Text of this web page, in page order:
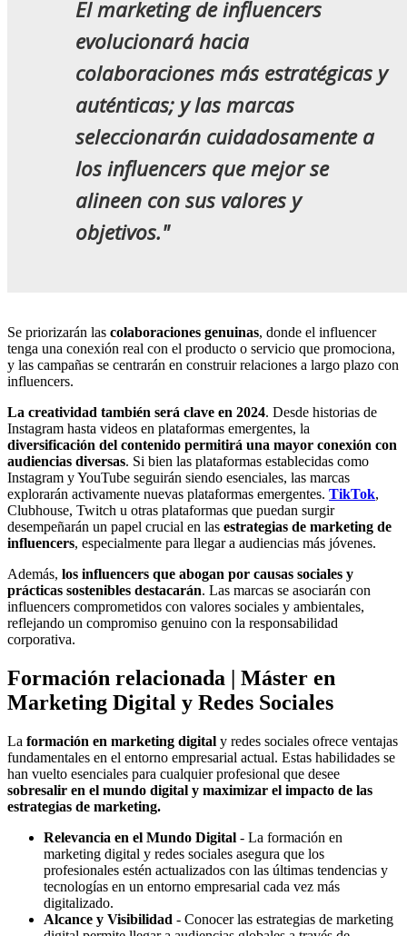
El marketing de influencers
evolucionará hacia
colaboraciones más estratégicas y
auténticas; y las marcas
seleccionarán cuidadosamente a
los influencers que mejor se
alineen con sus valores y
objetivos."
Se priorizarán las colaboraciones genuinas, donde el influencer
tenga una conexión real con el producto o servicio que promociona,
y las campañas se centrarán en construir relaciones a largo plazo con
influencers.
La creatividad también será clave en 2024. Desde historias de
Instagram hasta videos en plataformas emergentes, la
diversificación del contenido permitirá una mayor conexión con
audiencias diversas. Si bien las plataformas establecidas como
Instagram y YouTube seguirán siendo esenciales, las marcas
explorarán activamente nuevas plataformas emergentes. TikTok,
Clubhouse, Twitch u otras plataformas que puedan surgir
desempeñarán un papel crucial en las estrategias de marketing de
influencers, especialmente para llegar a audiencias más jóvenes.
Además, los influencers que abogan por causas sociales y
prácticas sostenibles destacarán. Las marcas se asociarán con
influencers comprometidos con valores sociales y ambientales,
reflejando un compromiso genuino con la responsabilidad
corporativa.
Formación relacionada | Máster en
Marketing Digital y Redes Sociales
La formación en marketing digital y redes sociales ofrece ventajas
fundamentales en el entorno empresarial actual. Estas habilidades se
han vuelto esenciales para cualquier profesional que desee
sobresalir en el mundo digital y maximizar el impacto de las
estrategias de marketing.
Relevancia en el Mundo Digital - La formación en
marketing digital y redes sociales asegura que los
profesionales estén actualizados con las últimas tendencias y
tecnologías en un entorno empresarial cada vez más
digitalizado.
Alcance y Visibilidad - Conocer las estrategias de marketing